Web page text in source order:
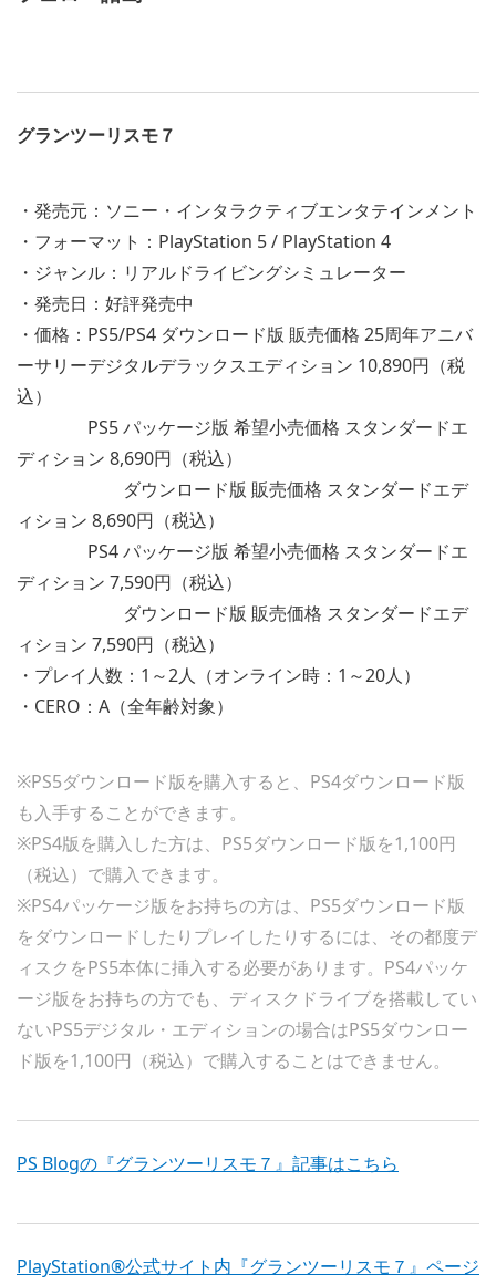
グランツーリスモ７
・発売元：ソニー・インタラクティブエンタテインメント
・フォーマット：PlayStation 5 / PlayStation 4
・ジャンル：リアルドライビングシミュレーター
・発売日：好評発売中
・価格：PS5/PS4 ダウンロード版 販売価格 25周年アニバ
ーサリーデジタルデラックスエディション 10,890円（税
込）
PS5 パッケージ版 希望小売価格 スタンダードエ
ディション 8,690円（税込）
ダウンロード版 販売価格 スタンダードエデ
ィション 8,690円（税込）
PS4 パッケージ版 希望小売価格 スタンダードエ
ディション 7,590円（税込）
ダウンロード版 販売価格 スタンダードエデ
ィション 7,590円（税込）
・プレイ人数：1～2人（オンライン時：1～20人）
・CERO：A（全年齢対象）
※PS5ダウンロード版を購入すると、PS4ダウンロード版
も入手することができます。
※PS4版を購入した方は、PS5ダウンロード版を1,100円
（税込）で購入できます。
※PS4パッケージ版をお持ちの方は、PS5ダウンロード版
をダウンロードしたりプレイしたりするには、その都度デ
ィスクをPS5本体に挿入する必要があります。PS4パッケ
ージ版をお持ちの方でも、ディスクドライブを搭載してい
ないPS5デジタル・エディションの場合はPS5ダウンロー
ド版を1,100円（税込）で購入することはできません。
PS Blogの『グランツーリスモ７』記事はこちら
PlayStation®公式サイト内『グランツーリスモ７』ページ